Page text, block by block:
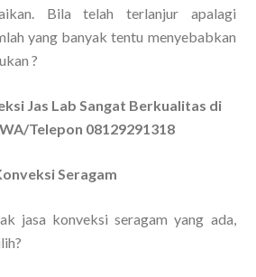
Bila telah terlanjur apalagi
yang banyak tentu menyebabkan
?
Jas Lab Sangat Berkualitas di
Telepon 08129291318
Seragam
jasa konveksi seragam yang ada,